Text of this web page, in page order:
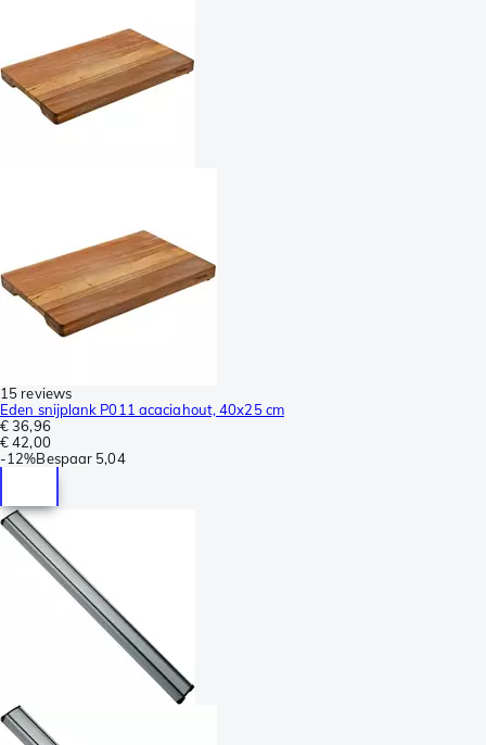
15 reviews
Eden snijplank P011 acaciahout, 40x25 cm
€ 36,96
€ 42,00
-12%Bespaar 5,04